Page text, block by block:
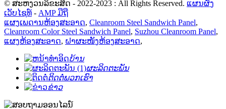
© ສະຫງວນລິຂະສິດ - 2022-2023 : All Rights Reserved. ແຜນຜັງ
ເວັບໄຊທ໌ - AMP ມືຖື
ແຜງເພດານຫ້ອງສະອາດ, Cleanroom Steel Sandwich Panel,
Cleanroom Color Steel Sandwich Panel, Suzhou Cleanroom Panel,
ແຜງຫ້ອງສະອາດ, ຝາຜະໜັງຫ້ອງສະອາດ,
ບ້ານ
ຜະລິດຕະພັນ
ຕິດຕໍ່ພວກເຮົາ
ຂ່າວ